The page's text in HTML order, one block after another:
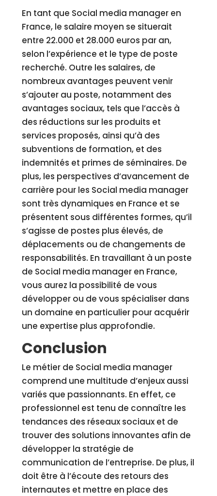
En tant que Social media manager en
France, le salaire moyen se situerait
entre 22.000 et 28.000 euros par an,
selon l’expérience et le type de poste
recherché. Outre les salaires, de
nombreux avantages peuvent venir
s’ajouter au poste, notamment des
avantages sociaux, tels que l’accès à
des réductions sur les produits et
services proposés, ainsi qu’à des
subventions de formation, et des
indemnités et primes de séminaires. De
plus, les perspectives d’avancement de
carrière pour les Social media manager
sont très dynamiques en France et se
présentent sous différentes formes, qu’il
s’agisse de postes plus élevés, de
déplacements ou de changements de
responsabilités. En travaillant à un poste
de Social media manager en France,
vous aurez la possibilité de vous
développer ou de vous spécialiser dans
un domaine en particulier pour acquérir
une expertise plus approfondie.
Conclusion
Le métier de Social media manager
comprend une multitude d’enjeux aussi
variés que passionnants. En effet, ce
professionnel est tenu de connaître les
tendances des réseaux sociaux et de
trouver des solutions innovantes afin de
développer la stratégie de
communication de l’entreprise. De plus, il
doit être à l’écoute des retours des
internautes et mettre en place des